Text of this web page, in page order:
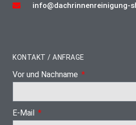
info@dachrinnenreinigung-
KONTAKT / ANFRAGE
Vor und Nachname
E-Mail